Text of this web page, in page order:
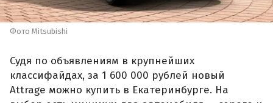
Фото Mitsubishi
Судя по объявлениям в крупнейших
классифайдах, за 1 600 000 рублей новый
Attrage можно купить в Екатеринбурге. На